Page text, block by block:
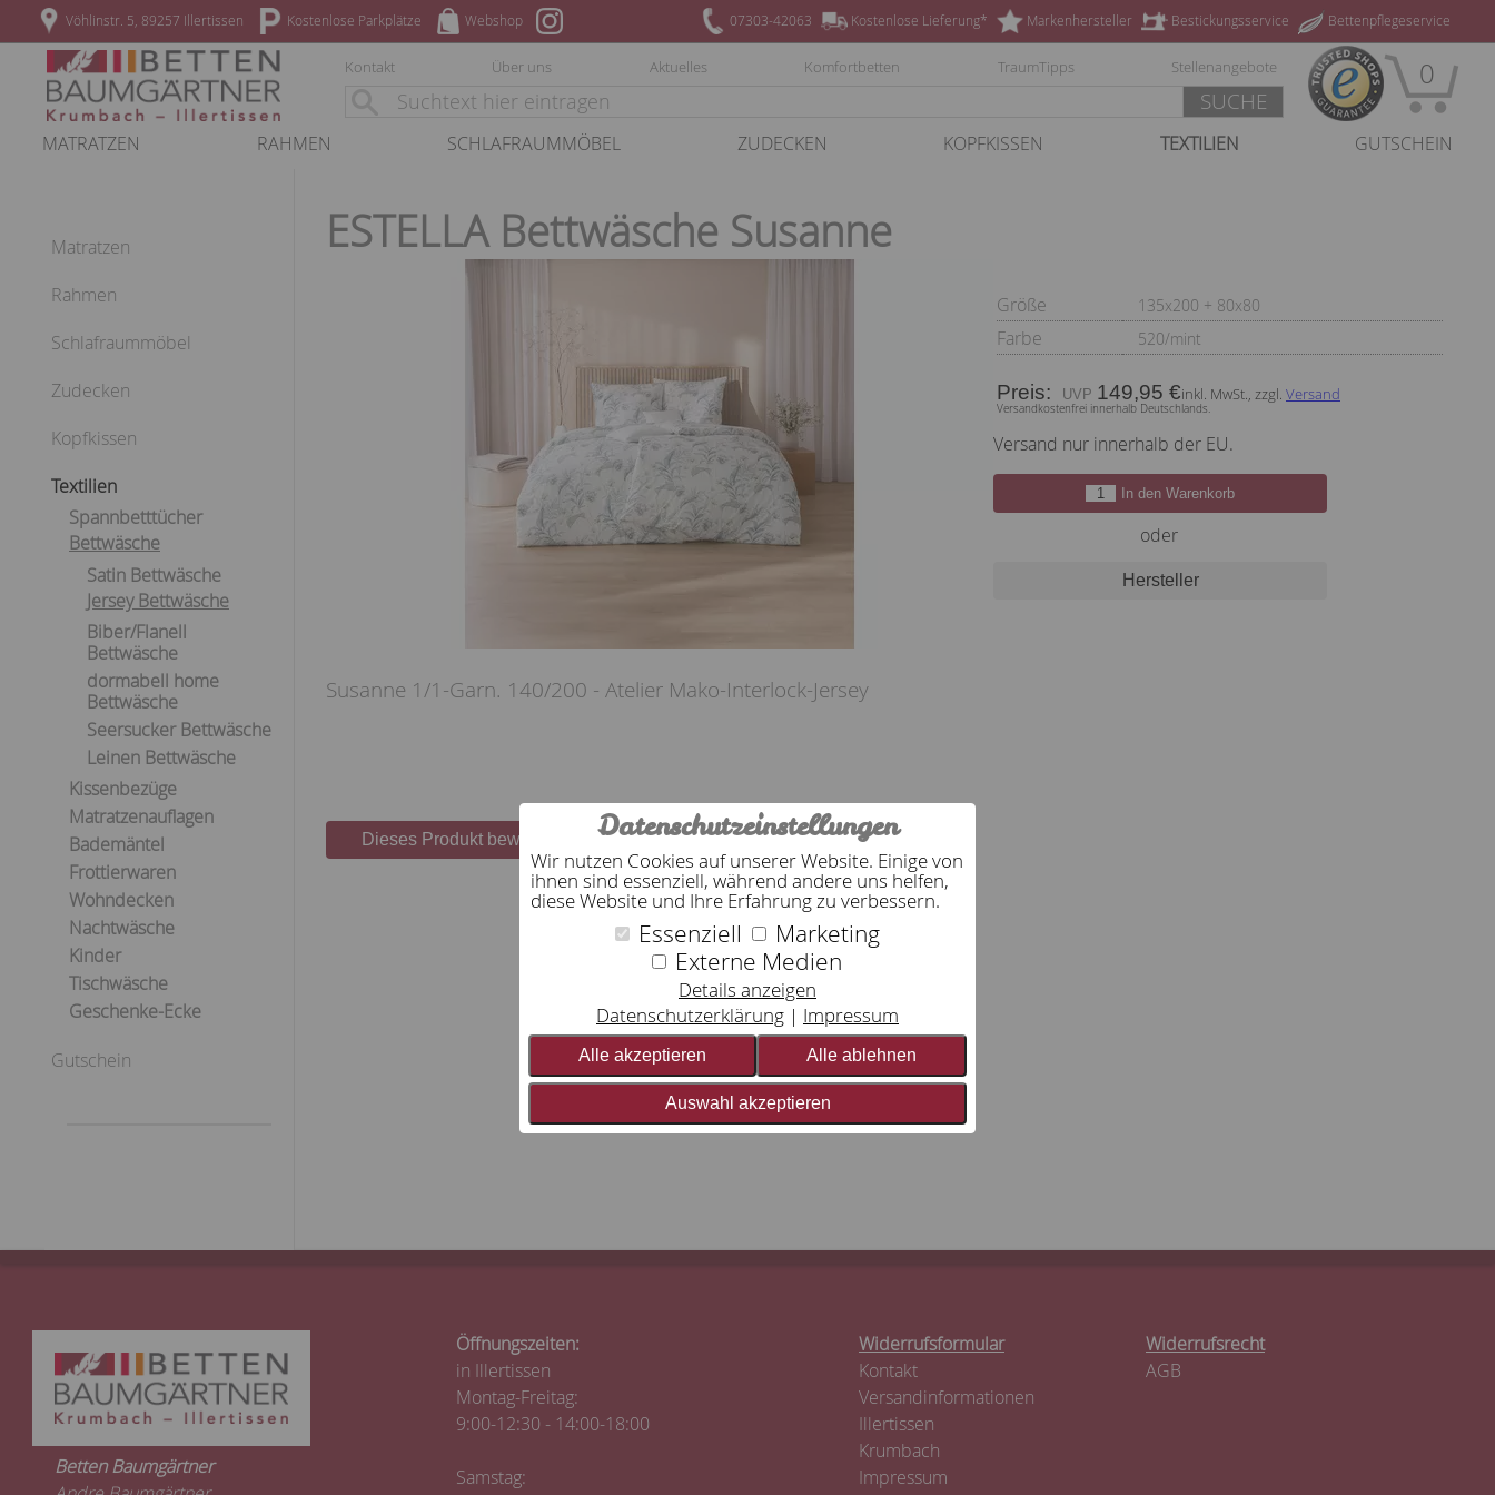
Vöhlinstr. 5, 89257 Illertissen Kostenlose Parkplätze Webshop Bettenpflegeservice
Bestickungsservice
Markenhersteller
Kostenlose Lieferung*
07303-42063
Kontakt Über uns Aktuelles Komfortbetten TraumTipps Stellenangebote
SUCHE
0
MATRATZEN RAHMEN SCHLAFRAUMMÖBEL ZUDECKEN KOPFKISSEN TEXTILIEN GUTSCHEIN
Matratzen
Rahmen
Schlafraummöbel
Zudecken
Kopfkissen
Textilien
Spannbetttücher
Bettwäsche
Satin Bettwäsche
Jersey Bettwäsche
Biber/Flanell
Bettwäsche
dormabell home
Bettwäsche
Seersucker Bettwäsche
Leinen Bettwäsche
Kissenbezüge
Matratzenauflagen
Bademäntel
Frottierwaren
Wohndecken
Nachtwäsche
Kinder
Tischwäsche
Geschenke-Ecke
Gutschein
ESTELLA Bettwäsche Susanne
Susanne 1/1-Garn. 140/200 - Atelier Mako-Interlock-Jersey
Größe 135x200 + 80x80
Farbe 520/mint
Preis: 149,95 €inkl. MwSt., zzgl. Versand
Versandkostenfrei innerhalb Deutschlands.
Versand nur innerhalb der EU.
In den Warenkorb
oder
Hersteller
Dieses Produkt bewerten Datenschutzeinstellungen
Wir nutzen Cookies auf unserer Website. Einige von
ihnen sind essenziell, während andere uns helfen,
diese Website und Ihre Erfahrung zu verbessern.
Essenziell
Marketing
Externe Medien
Details anzeigen
Datenschutzerklärung
Impressum
Alle akzeptieren Alle ablehnen
Auswahl akzeptieren
Betten Baumgärtner
Öffnungszeiten:
in Illertissen
Montag-Freitag:
9:00-12:30 - 14:00-18:00
Samstag:
Widerrufsformular
Kontakt
Versandinformationen
Illertissen
Krumbach
Impressum
Widerrufsrecht
AGB